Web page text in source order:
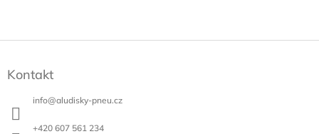
ín
Kontakt
info@aludisky-pneu.cz
+420 607 561 234